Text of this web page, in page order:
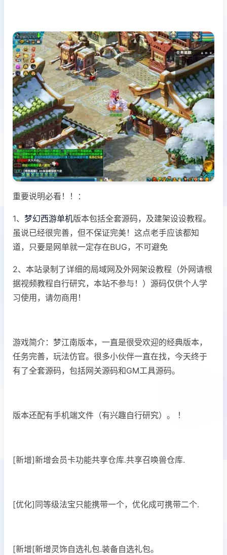
重要说明必看！！：
1、 梦幻西游单机版本包括全套源码，及建架设设教程。
虽说已经很完善，但不保证完美！这点老手应该都知
道，只要是网单就一定存在BUG，不可避免
2、本站录制了详细的局域网及外网架设教程（外网请根
据视频教程自行研究，本站不参与！）源码仅供个人学
习使用，请勿商用！
游戏简介：梦江南版本，一直是很受欢迎的经典版本，
任务完善，玩法仿官。很多小伙伴一直在找，今天终于
有了全套源码，包括网关源码和GM工具源码。
版本还配有手机端文件（有兴趣自行研究）。 ！
[新增]新增会员卡功能共享仓库.共享召唤兽仓库.
[优化]同等级法宝只能携带一个，优化成可携带二个.
[新增[新增灵饰自选礼包.装备自选礼包。